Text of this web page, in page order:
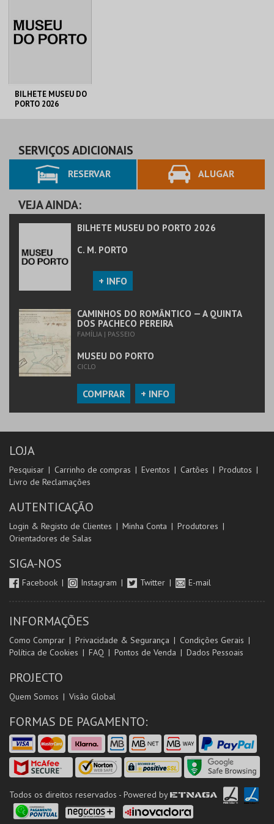
BILHETE MUSEU DO
PORTO 2026
AQUISIÇÃO
MAIS INFO
COMPRAR
SERVIÇOS ADICIONAIS
RESERVAR ALUGAR
VEJA AINDA:
BILHETE MUSEU DO PORTO 2026
C. M. PORTO
+ INFO
CAMINHOS DO ROMÂNTICO — A QUINTA
DOS PACHECO PEREIRA
FAMÍLIA | PASSEIO
MUSEU DO PORTO
CICLO
COMPRAR + INFO
LOJA
Pesquisar Carrinho de compras Eventos Cartões
Produtos
Livro de Reclamações
AUTENTICAÇÃO
Login & Registo de Clientes Minha Conta
Produtores
Orientadores de Salas
SIGA-NOS
Facebook Instagram Twitter E-mail
INFORMAÇÕES
Como Comprar Privacidade & Segurança
Condições Gerais
Política de Cookies
FAQ Pontos de Venda Dados Pessoais
PROJECTO
Quem Somos Visão Global
FORMAS DE PAGAMENTO:
Todos os direitos reservados - Powered by ETNAGA